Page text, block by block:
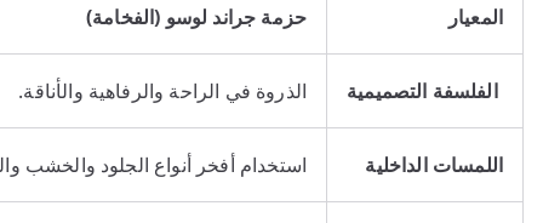
المعيار حزمة جراند لوسو (الفخامة)
الفلسفة التصميمية الذروة في الراحة والرفاهية والأناقة.
اللمسات الداخلية استخدام أفخر أنواع الجلود والخشب